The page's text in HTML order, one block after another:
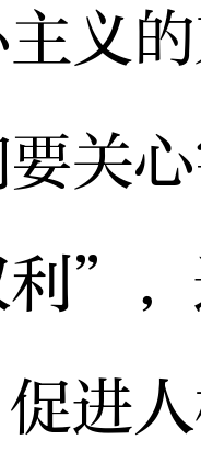
义
关
”，
进